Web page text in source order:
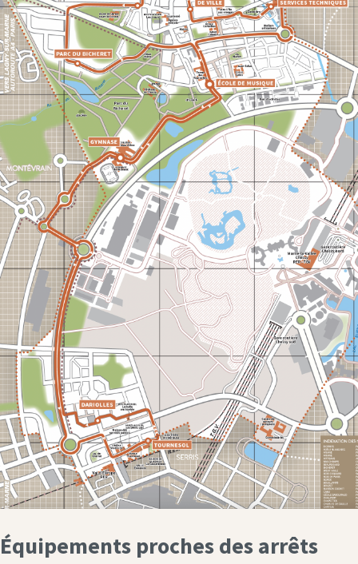
Équipements proches des arrêts